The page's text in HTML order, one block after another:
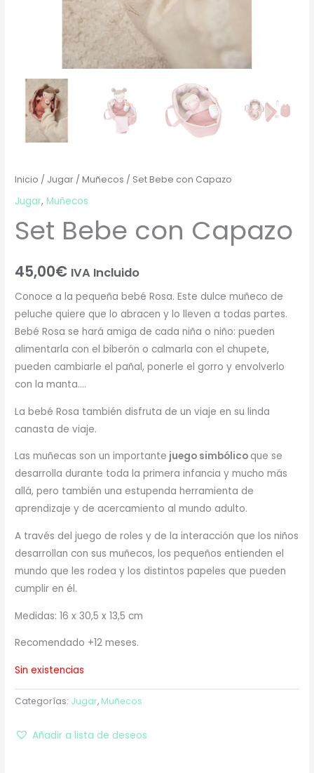
Inicio / Jugar /Muñecos / Set Bebe con Capazo
Jugar,Muñecos
Set Bebe con Capazo
45,00€ IVA Incluido
Conoce a la pequeña bebé Rosa. Este dulce muñeco de
peluche quiere que lo abracen y lo lleven a todas partes.
Bebé Rosa se hará amiga de cada niña o niño: pueden
alimentarla con el biberón o calmarla con el chupete,
pueden cambiarle el pañal, ponerle el gorro y envolverlo
con la manta….
La bebé Rosa también disfruta de un viaje en su linda
canasta de viaje.
Las muñecas son un importante juego simbólico que se
desarrolla durante toda la primera infancia y mucho más
allá, pero también una estupenda herramienta de
aprendizaje y de acercamiento al mundo adulto.
A través del juego de roles y de la interacción que los niños
desarrollan con sus muñecos, los pequeños entienden el
mundo que les rodea y los distintos papeles que pueden
cumplir en él.
Medidas: 16 x 30,5 x 13,5 cm
Recomendado +12 meses.
Sin existencias
Categorías: Jugar, Muñecos
Añadir a lista de deseos